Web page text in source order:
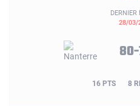
DERNIER
28/03/
16 PTS 8